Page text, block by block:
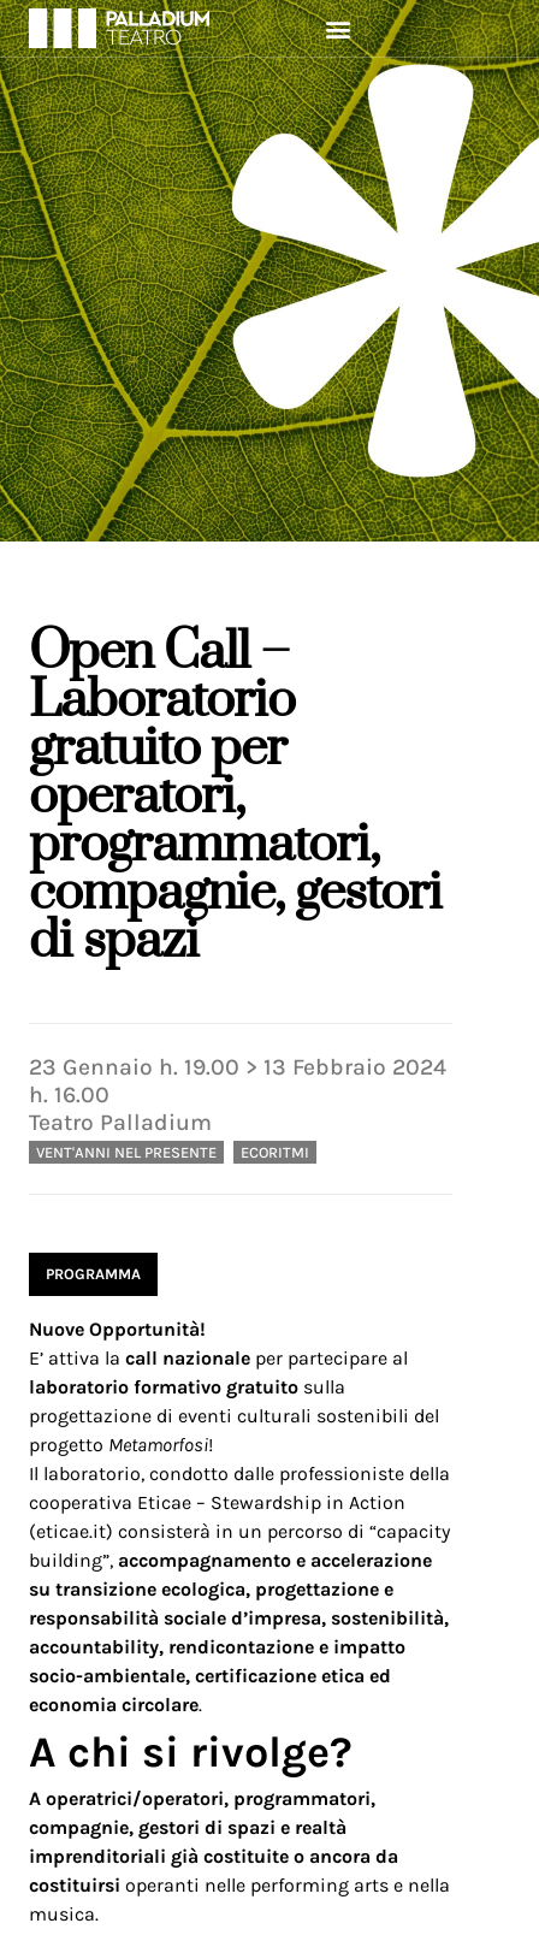
Open Call –
Laboratorio
gratuito per
operatori,
programmatori,
compagnie, gestori
di spazi
23 Gennaio h. 19.00 > 13 Febbraio 2024
h. 16.00
Teatro Palladium
VENT'ANNI NEL PRESENTE ECORITMI
PROGRAMMA
Nuove Opportunità!
E’ attiva la call nazionale per partecipare al
laboratorio formativo gratuito sulla
progettazione di eventi culturali sostenibili del
progetto Metamorfosi!
Il laboratorio, condotto dalle professioniste della
cooperativa Eticae – Stewardship in Action
(eticae.it) consisterà in un percorso di “capacity
building”, accompagnamento e accelerazione
su transizione ecologica, progettazione e
responsabilità sociale d’impresa, sostenibilità,
accountability, rendicontazione e impatto
socio-ambientale, certificazione etica ed
economia circolare.
A chi si rivolge?
A operatrici/operatori, programmatori,
compagnie, gestori di spazi e realtà
imprenditoriali già costituite o ancora da
costituirsi operanti nelle performing arts e nella
musica.